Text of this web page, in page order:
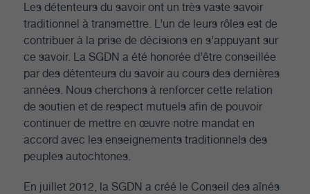
Les détenteurs du savoir ont un très vaste savoir
traditionnel à transmettre. L’un de leurs rôles est de
contribuer à la prise de décisions en s’appuyant sur
ce savoir. La SGDN a été honorée d’être conseillée
par des détenteurs du savoir au cours des dernières
années. Nous cherchons à renforcer cette relation
de soutien et de respect mutuels afin de pouvoir
continuer de mettre en œuvre notre mandat en
accord avec les enseignements traditionnels des
peuples autochtones.
En juillet 2012, la SGDN a créé le Conseil des aînés